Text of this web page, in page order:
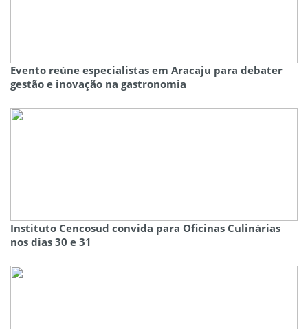
Evento reúne especialistas em Aracaju para debater
gestão e inovação na gastronomia
Instituto Cencosud convida para Oficinas Culinárias
nos dias 30 e 31